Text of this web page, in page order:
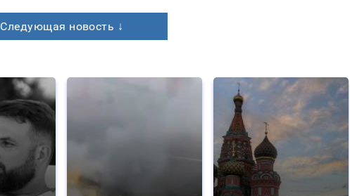
Следующая новость ↓